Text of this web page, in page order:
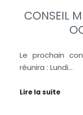
CONSEIL
Le prochain
réunira : Lundi…
Lire la suite